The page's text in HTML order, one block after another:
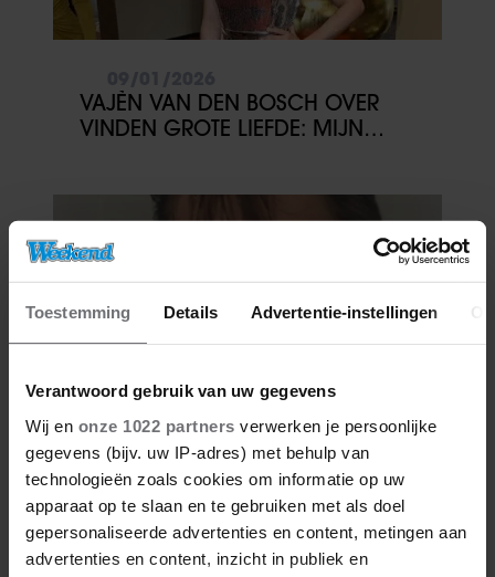
Toestemming Details Advertentie-instellingen
Verantwoord gebruik van uw gegevens
Wij en onze 1022 partners verwerken je persoonlijke
gegevens (bijv. uw IP-adres) met behulp van
technologieën zoals cookies om informatie op uw
apparaat op te slaan en te gebruiken met als doel
gepersonaliseerde advertenties en content, metingen aan
advertenties en content, inzicht in publiek en
VAJÈN VAN DEN BOSCH OVER
VINDEN GROTE LIEFDE: MIJN
02/01/2026
RAAD DE BN’ER: WIE STAAT ER OP
DEZE JEUGDFOTO?